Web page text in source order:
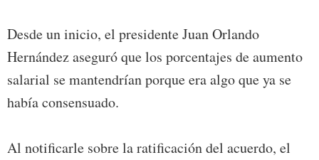
Desde un inicio, el presidente Juan Orlando
Hernández aseguró que los porcentajes de aumento
salarial se mantendrían porque era algo que ya se
había consensuado.
Al notificarle sobre la ratificación del acuerdo, el